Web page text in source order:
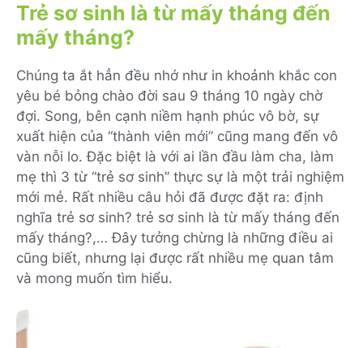
Trẻ sơ sinh là từ mấy tháng đến
mấy tháng?
Chúng ta ắt hẳn đều nhớ như in khoảnh khắc con
yêu bé bỏng chào đời sau 9 tháng 10 ngày chờ
đợi. Song, bên cạnh niềm hạnh phúc vô bờ, sự
xuất hiện của “thành viên mới” cũng mang đến vô
vàn nỗi lo. Đặc biệt là với ai lần đầu làm cha, làm
mẹ thì 3 từ “trẻ sơ sinh” thực sự là một trải nghiệm
mới mẻ. Rất nhiều câu hỏi đã được đặt ra: định
nghĩa trẻ sơ sinh? trẻ sơ sinh là từ mấy tháng đến
mấy tháng?,… Đây tưởng chừng là những điều ai
cũng biết, nhưng lại được rất nhiều mẹ quan tâm
và mong muốn tìm hiểu.